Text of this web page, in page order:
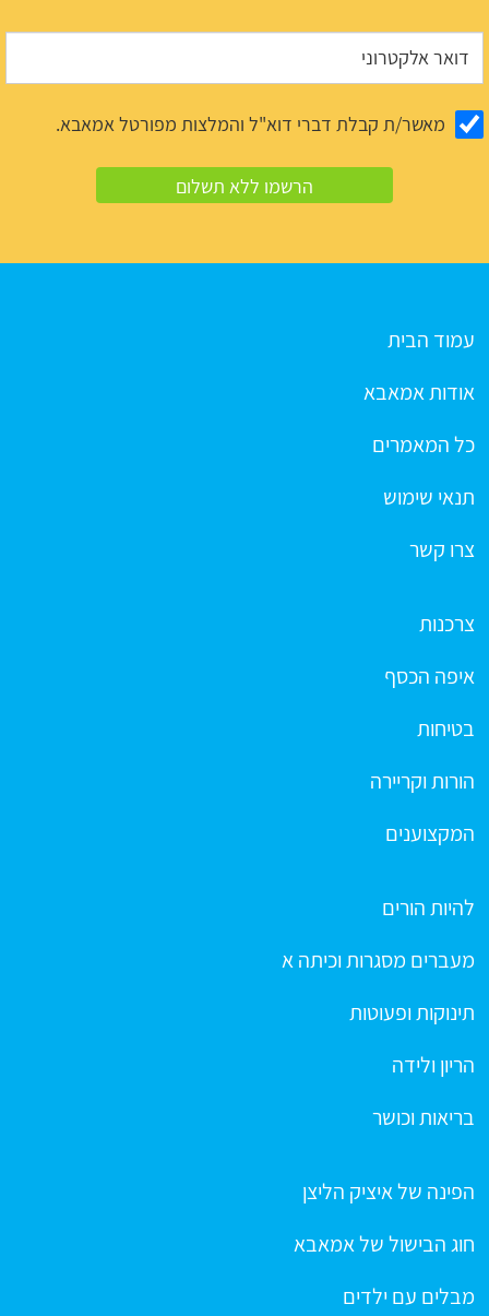
מאשר/ת קבלת דברי דוא"ל והמלצות מפורטל אמאבא.
עמוד הבית
אודות אמאבא
כל המאמרים
תנאי שימוש
צרו קשר
צרכנות
איפה הכסף
בטיחות
הורות וקריירה
המקצוענים
להיות הורים
מעברים מסגרות וכיתה א
תינוקות ופעוטות
הריון ולידה
בריאות וכושר
הפינה של איציק הליצן
חוג הבישול של אמאבא
מבלים עם ילדים